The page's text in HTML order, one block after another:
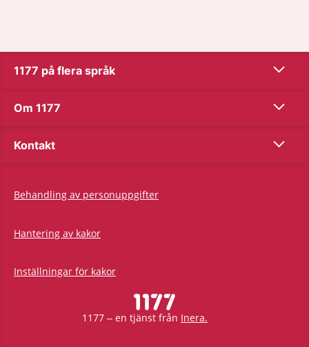
1177 på flera språk Show
Om 1177 Show
Kontakt Show
Behandling av personuppgifter
Hantering av kakor
Inställningar för kakor
1177 – en tjänst från Inera.